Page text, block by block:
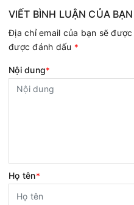
VIẾT BÌNH LUẬN CỦA BẠN
Địa chỉ email của bạn sẽ
được đánh dấu *
Nội dung*
Họ tên*